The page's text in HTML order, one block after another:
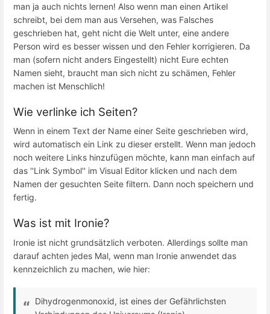
man ja auch nichts lernen! Also wenn man einen Artikel
schreibt, bei dem man aus Versehen, was Falsches
geschrieben hat, geht nicht die Welt unter, eine andere
Person wird es besser wissen und den Fehler korrigieren. Da
man (sofern nicht anders Eingestellt) nicht Eure echten
Namen sieht, braucht man sich nicht zu schämen, Fehler
machen ist Menschlich!
Wie verlinke ich Seiten?
Wenn in einem Text der Name einer Seite geschrieben wird,
wird automatisch ein Link zu dieser erstellt. Wenn man jedoch
noch weitere Links hinzufügen möchte, kann man einfach auf
das ''Link Symbol'' im Visual Editor klicken und nach dem
Namen der gesuchten Seite filtern. Dann noch speichern und
fertig.
Was ist mit Ironie?
Ironie ist nicht grundsätzlich verboten. Allerdings sollte man
darauf achten jedes Mal, wenn man Ironie anwendet das
kennzeichlich zu machen, wie hier:
Dihydrogenmonoxid, ist eines der Gefährlichsten